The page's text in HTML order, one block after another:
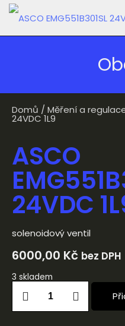
Domů / Měření a
24VDC 1L9
ASCO
24VDC
solenoidový ventil
6000,00 Kč bez DPH
3 skladem